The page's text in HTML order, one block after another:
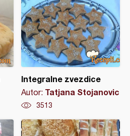
Integralne zvezdice
Autor: Tatjana Stojanovic
3513